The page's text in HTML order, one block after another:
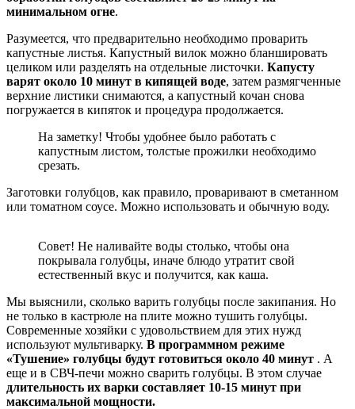
минимальном огне.
Разумеется, что предварительно необходимо проварить
капустные листья. Капустный вилок можно бланшировать
целиком или разделять на отдельные листочки. Капусту
варят около 10 минут в кипящей воде, затем размягченные
верхние листики снимаются, а капустный кочан снова
погружается в кипяток и процедура продолжается.
На заметку! Чтобы удобнее было работать с
капустным листом, толстые прожилки необходимо
срезать.
Заготовки голубцов, как правило, проваривают в сметанном
или томатном соусе. Можно использовать и обычную воду.
Совет! Не наливайте воды столько, чтобы она
покрывала голубцы, иначе блюдо утратит свой
естественный вкус и получится, как каша.
Мы выяснили, сколько варить голубцы после закипания. Но
не только в кастрюле на плите можно тушить голубцы.
Современные хозяйки с удовольствием для этих нужд
используют мультиварку. В программном режиме
«Тушение» голубцы будут готовиться около 40 минут . А
еще и в СВЧ-печи можно сварить голубцы. В этом случае
длительность их варки составляет 10-15 минут при
максимальной мощности.